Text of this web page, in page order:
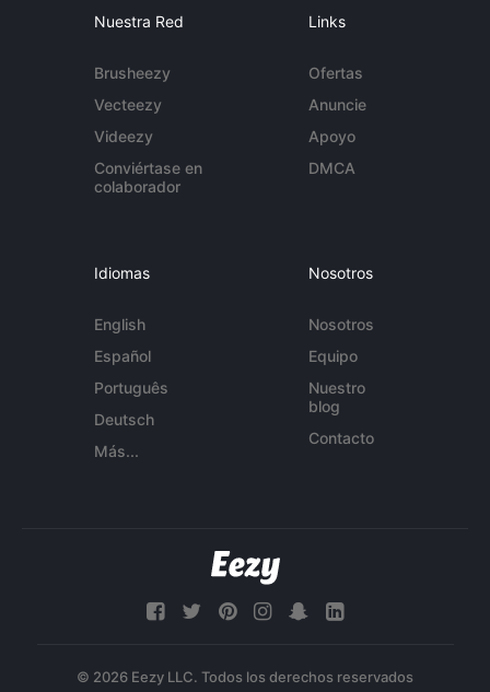
Nuestra Red
Brusheezy
Vecteezy
Videezy
Conviértase en
colaborador
Links
Ofertas
Anuncie
Apoyo
DMCA
Idiomas
English
Español
Português
Deutsch
Más...
Nosotros
Nosotros
Equipo
Nuestro
blog
Contacto
© 2026 Eezy LLC. Todos los derechos reservados